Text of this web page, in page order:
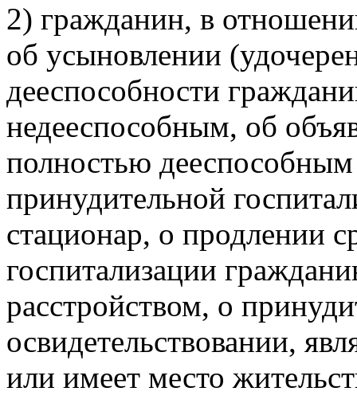
2) гражданин, в
об усыновлении
дееспособности
недееспособным, об
полностью
принудительной
стационар, о продлении
госпитализации
расстройством, о
освидетельствовании,
или имеет место